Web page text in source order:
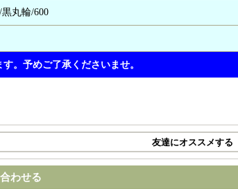
丸輪/600
。予めご了承くださいませ。
友達にオススメする
わせる